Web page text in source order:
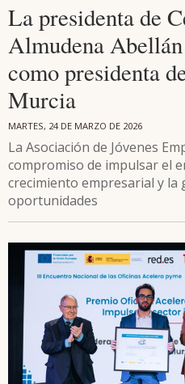
La presidenta de
Almudena
como presidenta
Murcia
MARTES, 24 DE MARZO DE 2026
La Asociación de Jóvenes
compromiso de impulsar el
crecimiento empresarial y la
oportunidades